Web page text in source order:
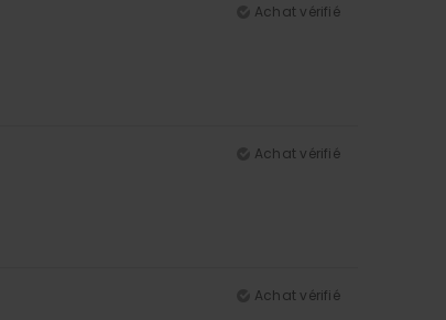
Achat vérifié
Achat vérifié
Achat vérifié